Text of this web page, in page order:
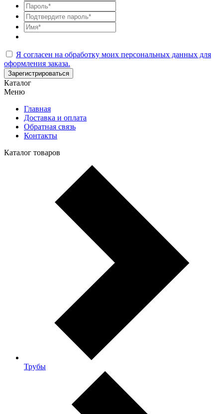
Я согласен на обработку моих персональных данных для
оформления заказа.
Зарегистрироваться
Каталог
Меню
Главная
Доставка и оплата
Обратная связь
Контакты
Каталог товаров
Трубы